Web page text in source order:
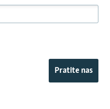
Pratite nas